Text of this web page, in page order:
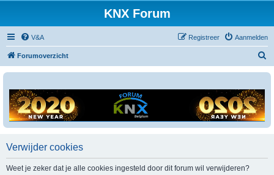
KNX Forum
V&A Aanmelden
Registreer
Forumoverzicht
Verwijder cookies
Weet je zeker dat je alle cookies ingesteld door dit forum wil verwijderen?